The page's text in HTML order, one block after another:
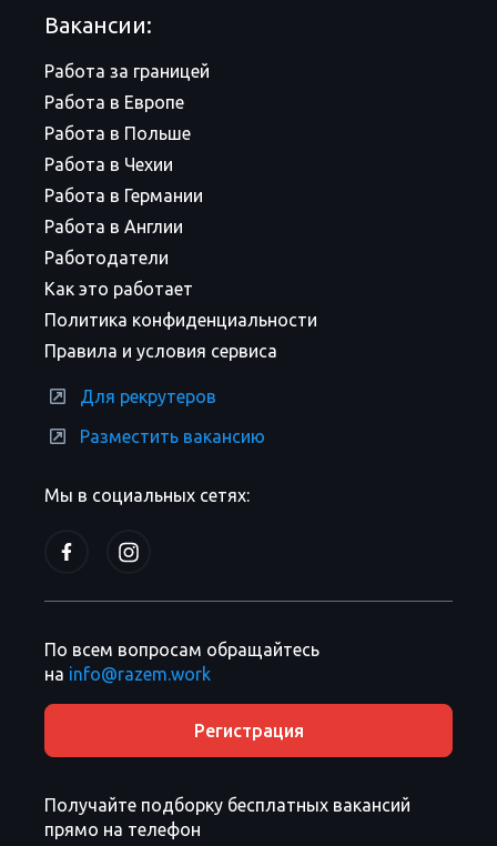
Мы в социальных сетях:
Вакансии:
Работа за границей
Работа в Европе
Работа в Польше
Работа в Чехии
Работа в Германии
Работа в Англии
Работодатели
Как это работает
Политика конфиденциальности
Правила и условия сервиса
Для рекрутеров
Разместить вакансию
По всем вопросам обращайтесь
на info@razem.work
Регистрация
Получайте подборку бесплатных вакансий
прямо на телефон